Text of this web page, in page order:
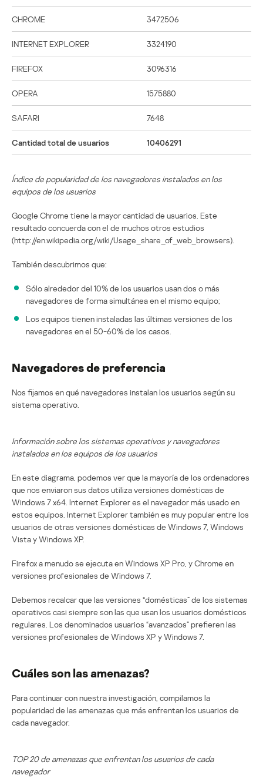
CHROME 3472506
INTERNET EXPLORER 3324190
FIREFOX 3096316
OPERA 1575880
SAFARI 7648
Cantidad total de usuarios 10406291
Índice de popularidad de los navegadores instalados en los
equipos de los usuarios
Google Chrome tiene la mayor cantidad de usuarios. Este
resultado concuerda con el de muchos otros estudios
(http://en.wikipedia.org/wiki/Usage_share_of_web_browsers).
También descubrimos que:
Sólo alrededor del 10% de los usuarios usan dos o más
navegadores de forma simultánea en el mismo equipo;
Los equipos tienen instaladas las últimas versiones de los
navegadores en el 50-60% de los casos.
Navegadores de preferencia
Nos fijamos en qué navegadores instalan los usuarios según su
sistema operativo.
Información sobre los sistemas operativos y navegadores
instalados en los equipos de los usuarios
En este diagrama, podemos ver que la mayoría de los ordenadores
que nos enviaron sus datos utiliza versiones domésticas de
Windows 7 x64. Internet Explorer es el navegador más usado en
estos equipos. Internet Explorer también es muy popular entre los
usuarios de otras versiones domésticas de Windows 7, Windows
Vista y Windows XP.
Firefox a menudo se ejecuta en Windows XP Pro, y Chrome en
versiones profesionales de Windows 7.
Debemos recalcar que las versiones “domésticas” de los sistemas
operativos casi siempre son las que usan los usuarios domésticos
regulares. Los denominados usuarios “avanzados” prefieren las
versiones profesionales de Windows XP y Windows 7.
Cuáles son las amenazas?
Para continuar con nuestra investigación, compilamos la
popularidad de las amenazas que más enfrentan los usuarios de
cada navegador.
TOP 20 de amenazas que enfrentan los usuarios de cada
navegador